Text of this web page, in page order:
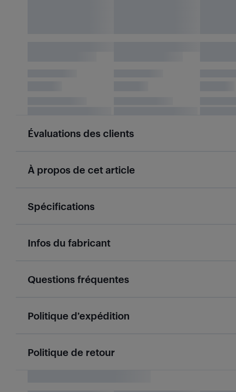
Évaluations des clients
À propos de cet article
Spécifications
Infos du fabricant
Questions fréquentes
Politique d’expédition
Politique de retour